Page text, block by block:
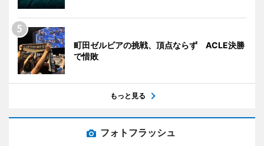
町田ゼルビアの挑戦、頂点ならず ACLE決勝
で惜敗
もっと見る
フォトフラッシュ